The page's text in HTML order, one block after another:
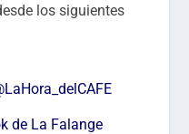
los siguientes
de La Falange